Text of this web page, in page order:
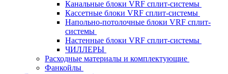
Канальные блоки VRF сплит-системы
Кассетные блоки VRF сплит-системы
Напольно-потолочные блоки VRF сплит-
системы
Настенные блоки VRF сплит-системы
ЧИЛЛЕРЫ
Расходные материалы и комплектующие
Фанкойлы